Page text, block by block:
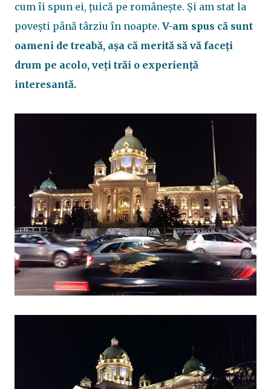
cum îi spun ei, țuică pe românește. Și am stat la
povești până târziu în noapte. V-am spus că sunt
oameni de treabă, așa că merită să vă faceți
drum pe acolo, veți trăi o experiență
interesantă.